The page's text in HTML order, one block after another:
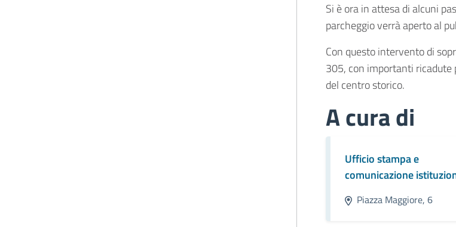
Si è ora in attesa di alcuni
parcheggio verrà aperto al
Con questo intervento di
305, con importanti ricadute
del centro storico.
A cura di
Ufficio stampa e
comunicazione
Piazza Maggiore, 6